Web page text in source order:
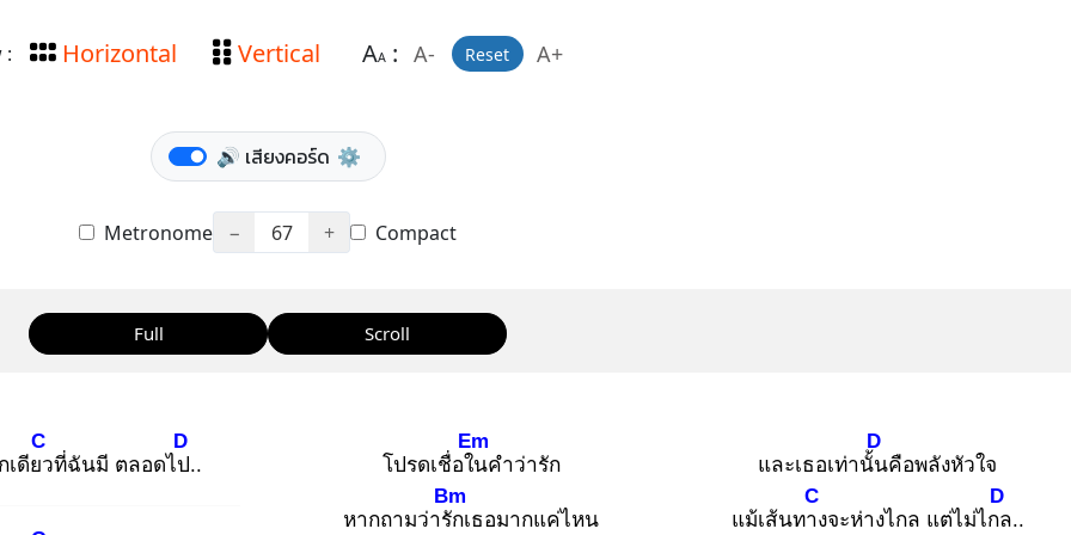
: Horizontal Vertical AA: A- Reset A+
🔊 เสียงคอร์ด ⚙️
Metronome − 67 + Compact
Full Scroll
เดียว
C
ที่ฉันมี ตลอดไป.
D
.
โปรดเชื่อใน
Em
คำว่ารัก
หากถามว่ารัก
Bm
เธอมากแค่ไหน
และเธอเท่านั้น
D
คือพลังหัวใจ
แม้เส้นทาง
C
จะห่างไกล แต่ไม่ไกล
D
..